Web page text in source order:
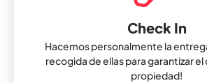
Check In
Hacemos personalmente la
recogida de ellas para garantizar
propiedad!